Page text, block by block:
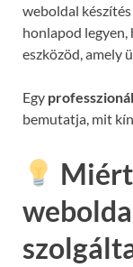
weboldal készítés
honlapod legyen,
eszközöd, amely
Egy
bemutatja, mit